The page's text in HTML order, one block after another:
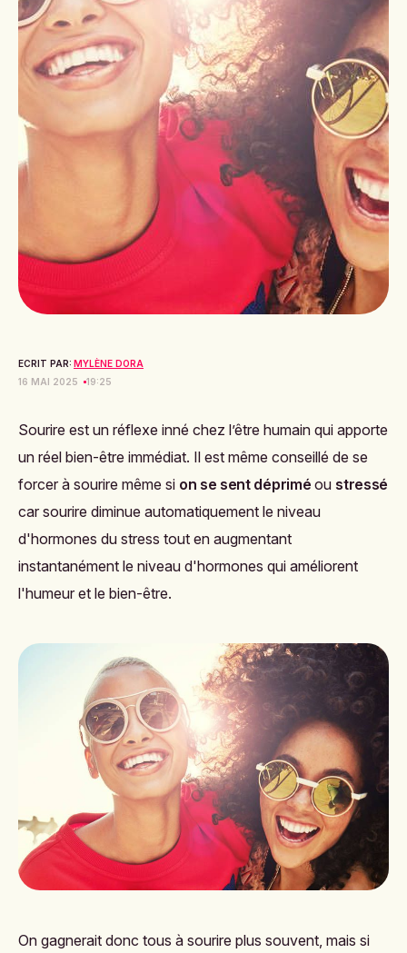
ECRIT PAR: MYLÈNE DORA
16 MAI 2025
19:25
Sourire est un réflexe inné chez l’être humain qui apporte
un réel bien-être immédiat. Il est même conseillé de se
forcer à sourire même si on se sent déprimé ou stressé
car sourire diminue automatiquement le niveau
d'hormones du stress tout en augmentant
instantanément le niveau d'hormones qui améliorent
l'humeur et le bien-être.
On gagnerait donc tous à sourire plus souvent, mais si